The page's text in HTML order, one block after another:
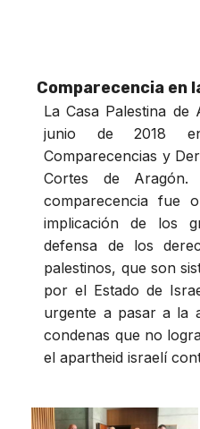
Comparecencia en
La Casa Palestina
junio de 2018
Comparecencias y
Cortes de
comparecencia fue
implicación de los
defensa de los
palestinos, que son
por el Estado de
urgente a pasar a la
condenas que no
el apartheid israelí